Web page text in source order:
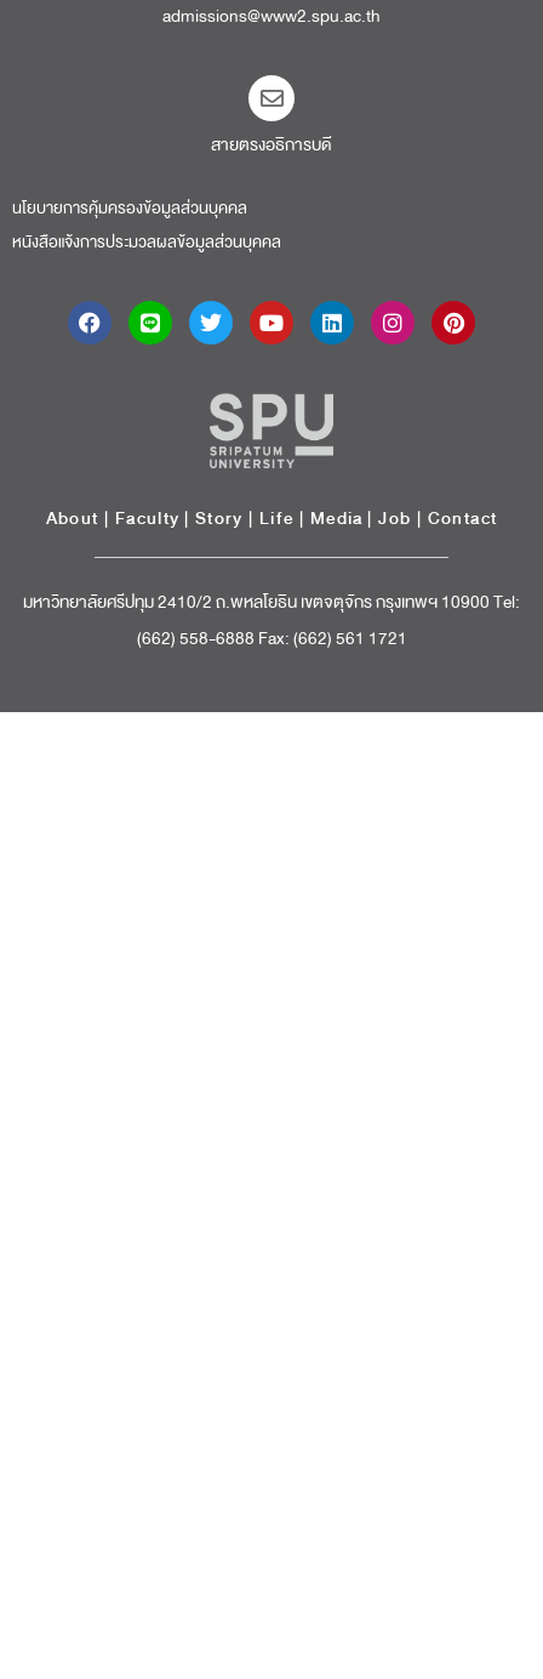
admissions@www2.spu.ac.th
สายตรงอธิการบดี​
นโยบายการคุ้มครองข้อมูลส่วนบุคคล
หนังสือแจ้งการประมวลผลข้อมูลส่วนบุคคล
About | Faculty | Story | Life | Media |Job | Contact
มหาวิทยาลัยศรีปทุม 2410/2 ถ.พหลโยธิน เขตจตุจักร กรุงเทพฯ 10900 Tel:
(662) 558-6888 Fax: (662) 561 1721